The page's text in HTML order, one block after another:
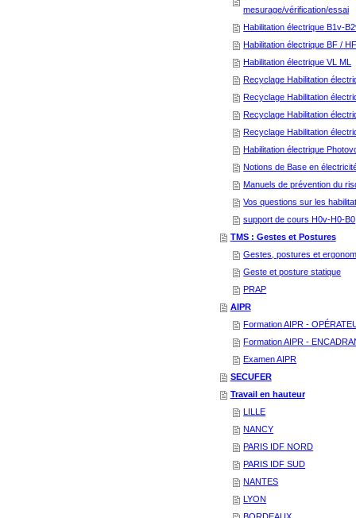
mesurage/vérification/essai
Habilitation électrique B1v-
Habilitation électrique BF /
Habilitation électrique VL ML
Recyclage Habilitation
Recyclage Habilitation
Recyclage Habilitation
Recyclage Habilitation
Habilitation électrique
Notions de Base en
Manuels de prévention du
Vos questions sur les
support de cours H0v-H0-B0
TMS : Gestes et Postures
Gestes, postures et
Geste et posture statique
PRAP
AIPR
Formation AIPR -
Formation AIPR -
Examen AIPR
SECUFER
Travail en hauteur
LILLE
NANCY
PARIS IDF NORD
PARIS IDF SUD
NANTES
LYON